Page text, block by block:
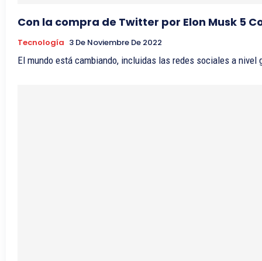
Con la compra de Twitter por Elon Musk 5
Tecnología 3 De Noviembre De 2022
El mundo está cambiando, incluidas las redes sociales a